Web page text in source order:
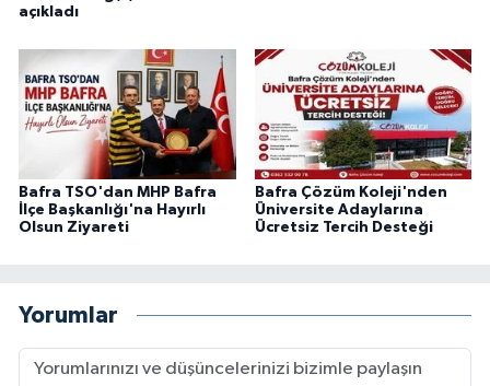
açıkladı
Bafra TSO'dan MHP Bafra
İlçe Başkanlığı'na Hayırlı
Olsun Ziyareti
Bafra Çözüm Koleji'nden
Üniversite Adaylarına
Ücretsiz Tercih Desteği
Yorumlar